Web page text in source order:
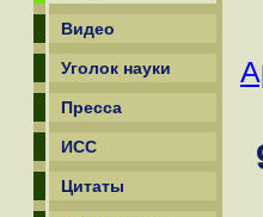
Видео
Уголок науки
Пресса
ИСС
Цитаты